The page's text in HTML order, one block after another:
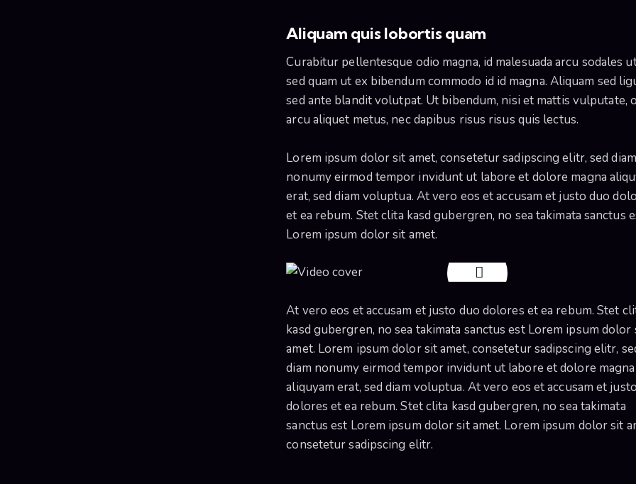
Aliquam quis lobortis quam
Curabitur pellentesque odio magna, id malesuada arcu sodales
sed quam ut ex bibendum commodo id id magna. Aliquam sed
sed ante blandit volutpat. Ut bibendum, nisi et mattis vulputate,
arcu aliquet metus, nec dapibus risus risus quis lectus.
Lorem ipsum dolor sit amet, consetetur sadipscing elitr, sed diam
nonumy eirmod tempor invidunt ut labore et dolore magna
erat, sed diam voluptua. At vero eos et accusam et justo duo
et ea rebum. Stet clita kasd gubergren, no sea takimata sanctus
Lorem ipsum dolor sit amet.
At vero eos et accusam et justo duo dolores et ea rebum. Stet
kasd gubergren, no sea takimata sanctus est Lorem ipsum dolor
amet. Lorem ipsum dolor sit amet, consetetur sadipscing elitr,
diam nonumy eirmod tempor invidunt ut labore et dolore magna
aliquyam erat, sed diam voluptua. At vero eos et accusam et
dolores et ea rebum. Stet clita kasd gubergren, no sea takimata
sanctus est Lorem ipsum dolor sit amet. Lorem ipsum dolor sit
consetetur sadipscing elitr.